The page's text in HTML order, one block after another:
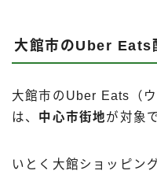
大館市のUber Eats
大館市のUber Eats（
は、 中心市街地が対象
いとく大館ショッピン